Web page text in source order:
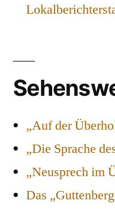
„Auf der
„Die Sprache
„Neusprech im
Das